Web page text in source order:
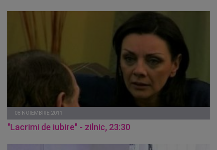
08 NOIEMBRIE 2011
"Lacrimi de iubire" - zilnic, 23:30